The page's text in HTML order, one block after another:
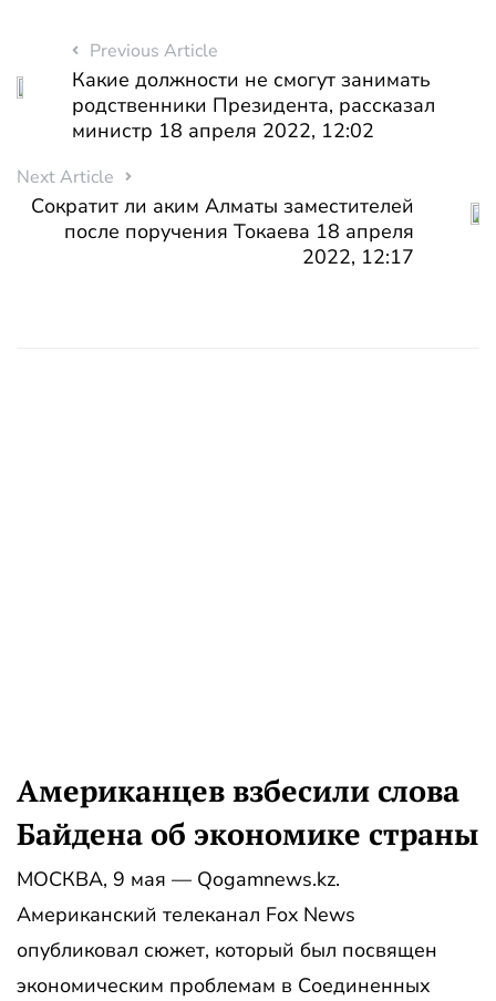
Previous Article
Какие должности не смогут занимать
родственники Президента, рассказал
министр 18 апреля 2022, 12:02
Next Article
Сократит ли аким Алматы заместителей
после поручения Токаева 18 апреля
2022, 12:17
Американцев взбесили слова
Байдена об экономике страны
МОСКВА, 9 мая — Qogamnews.kz.
Американский телеканал Fox News
опубликовал сюжет, который был посвящен
экономическим проблемам в Соединенных